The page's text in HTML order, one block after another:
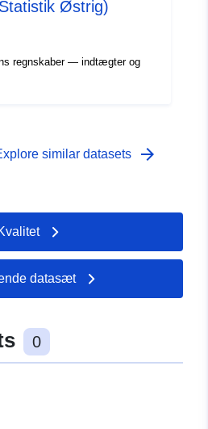
Østrig)
regnskaber — indtægter og
similar datasets arrow_forward
datasæt
0